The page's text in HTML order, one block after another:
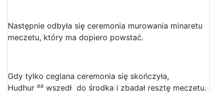
Następnie odbyła się ceremonia murowania minaretu
meczetu, który ma dopiero powstać.
Gdy tylko ceglana ceremonia się skończyła,
Hudhur aa wszedł do środka i zbadał resztę meczetu.